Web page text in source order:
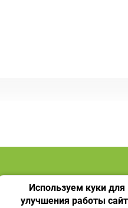
+7 495 419
Используем куки для
улучшения работы